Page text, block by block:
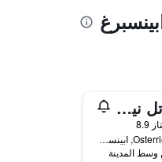
ألتشتاتهوتل نيتينجر
Osterriedergasse 15, ابينسبرغ, بافاريا, ألمانيا